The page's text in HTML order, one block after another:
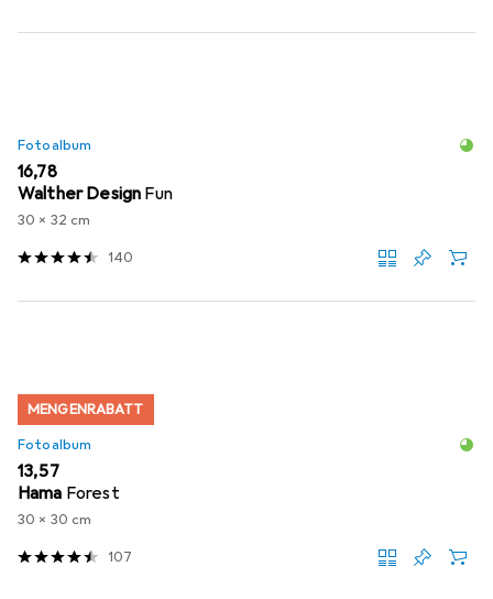
Fotoalbum
EUR
16,78
Walther Design Fun
30 x 32 cm
140
MENGENRABATT
Fotoalbum
EUR
13,57
Hama Forest
30 x 30 cm
107